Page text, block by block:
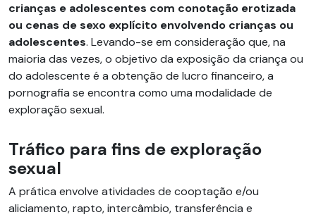
crianças e adolescentes com conotação erotizada
ou cenas de sexo explícito envolvendo crianças ou
adolescentes. Levando-se em consideração que, na
maioria das vezes, o objetivo da exposição da criança ou
do adolescente é a obtenção de lucro financeiro, a
pornografia se encontra como uma modalidade de
exploração sexual.
Tráfico para fins de exploração
sexual
A prática envolve atividades de cooptação e/ou
aliciamento, rapto, intercâmbio, transferência e